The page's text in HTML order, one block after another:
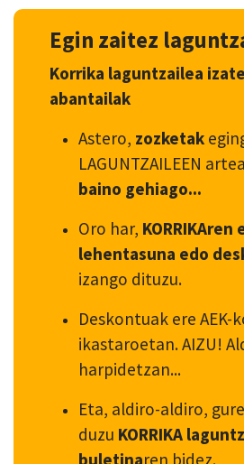
Egin zaitez
Korrika laguntzailea
abantailak
Astero, zozketak
LAGUNTZAILEEN
baino gehiago...
Oro har,
lehentasuna edo
izango dituzu.
Deskontuak ere AEK-
ikastaroetan. AIZU!
harpidetzan...
Eta, aldiro-aldiro,
duzu KORRIKA
buletinaren bidez.